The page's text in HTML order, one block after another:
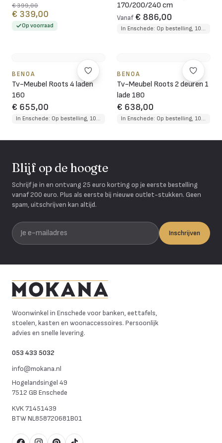
€ 399,00
€ 339,00
Op voorraad
170/200/240 cm
Vanaf € 886,00
In Enschede: Op bestelling, 10 tot 12 weken levertijd
BENOA
Tv-Meubel Roots 4 laden
160
€ 655,00
In Enschede: Op bestelling, 10 tot 12 weken levertijd
BENOA
Tv-Meubel Roots 2 deuren 1
lade 180
€ 638,00
In Enschede: Op bestelling, 10 tot 12 weken levertijd
Blijf op de hoogte
Schrijf je in en ontvang 25 euro korting op je eerste bestelling
vanaf 200 euro. Plus als eerste bij nieuwe outlet-stukken. Geen
spam, uitschrijven kan altijd.
Je e-mailadres
Inschrijven
Woonwinkel in Enschede voor banken, eettafels,
stoelen, kasten en woonaccessoires. Persoonlijk
advies en snelle levering.
053 433 5032
info@mokana.nl
Hogelandsingel 49
7512 GB Enschede
KVK71451439
BTWNL858720681B01